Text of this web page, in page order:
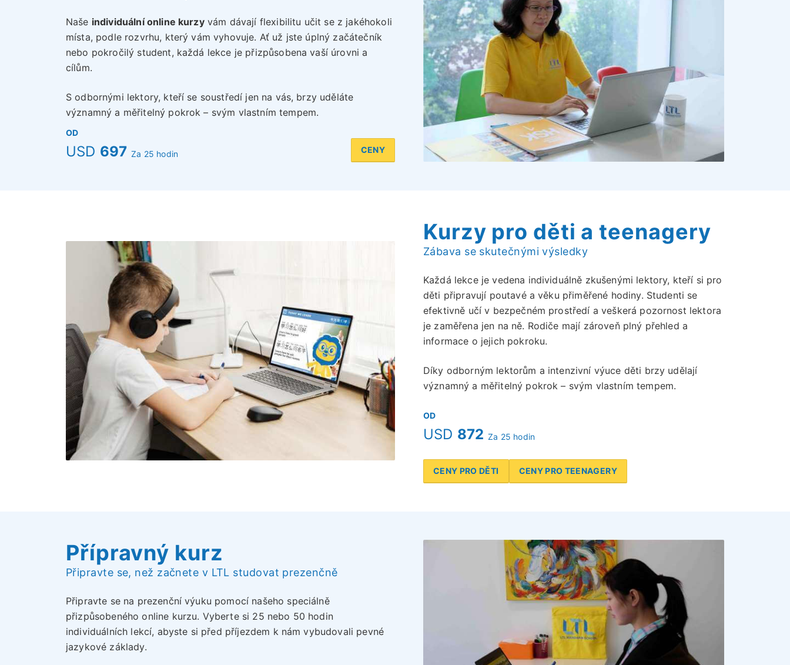
Naše individuální online kurzyvám dávají flexibilitu učit se z jakéhokoli
místa, podle rozvrhu, který vám vyhovuje. Ať už jste úplný začátečník
nebo pokročilý student, každá lekce je přizpůsobena vaší úrovni a
cílům.
S odbornými lektory, kteří se soustředí jen na vás, brzy uděláte
významný a měřitelný pokrok – svým vlastním tempem.
OD
USD 697 Za 25 hodin CENY
Kurzy pro děti a teenagery
Zábava se skutečnými výsledky
Každá lekce je vedena individuálně zkušenými lektory, kteří si pro
děti připravují poutavé a věku přiměřené hodiny. Studenti se
efektivně učí v bezpečném prostředí a veškerá pozornost lektora
je zaměřena jen na ně. Rodiče mají zároveň plný přehled a
informace o jejich pokroku.
Díky odborným lektorům a intenzivní výuce děti brzy udělají
významný a měřitelný pokrok – svým vlastním tempem.
OD
USD 872 Za 25 hodin
CENY PRO DĚTI CENY PRO TEENAGERY
Přípravný kurz
Připravte se, než začnete v LTL studovat prezenčně
Připravte se na prezenční výuku pomocí našeho speciálně
přizpůsobeného online kurzu. Vyberte si 25 nebo 50 hodin
individuálních lekcí, abyste si před příjezdem k nám vybudovali pevné
jazykové základy.